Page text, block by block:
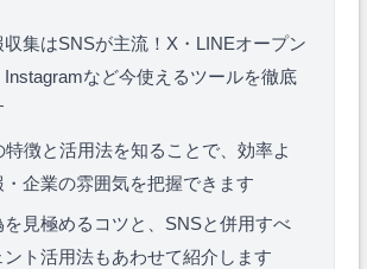
集はSNSが主流！X・LINEオープン
など今使えるツールを徹底
特徴と活用法を知ることで、効率よ
・企業の雰囲気を把握できます
見極めるコツと、SNSと併用すべ
ント活用法もあわせて紹介します